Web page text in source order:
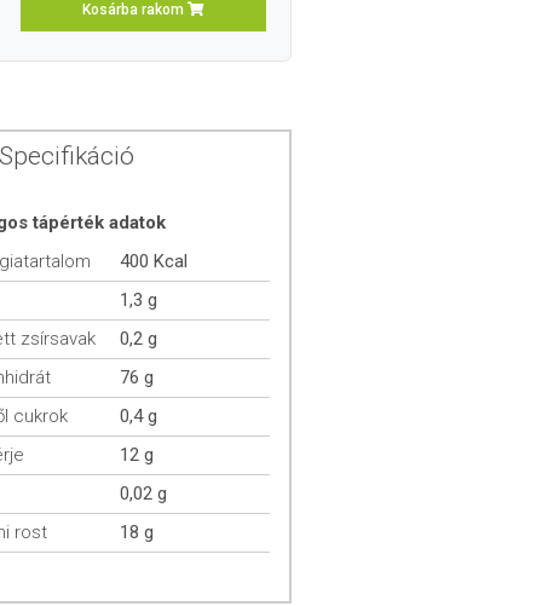
Kosárba rakom
Specifikáció
tápérték adatok
400 Kcal
1,3 g
zsírsavak
0,2 g
76 g
cukrok
0,4 g
12 g
0,02 g
rost
18 g